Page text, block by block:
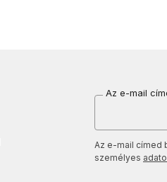
Az e-mail
Az e-mail címed
személyes